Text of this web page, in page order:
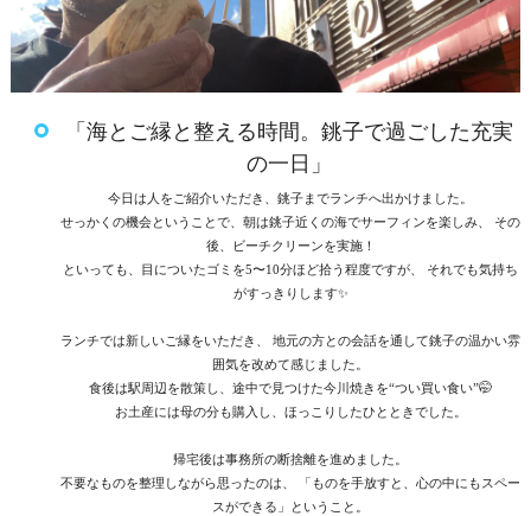
「海とご縁と整える時間。銚子で過ごした充実
の一日」
今日は人をご紹介いただき、銚子までランチへ出かけました。
せっかくの機会ということで、朝は銚子近くの海でサーフィンを楽しみ、 その
後、ビーチクリーンを実施！
といっても、目についたゴミを5〜10分ほど拾う程度ですが、 それでも気持ち
がすっきりします✨
ランチでは新しいご縁をいただき、 地元の方との会話を通して銚子の温かい雰
囲気を改めて感じました。
食後は駅周辺を散策し、途中で見つけた今川焼きを“つい買い食い”🤭
お土産には母の分も購入し、ほっこりしたひとときでした。
帰宅後は事務所の断捨離を進めました。
不要なものを整理しながら思ったのは、 「ものを手放すと、心の中にもスペー
スができる」ということ。